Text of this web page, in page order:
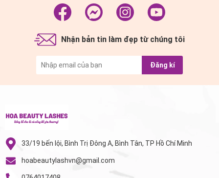
Nhận bản tin làm đẹp từ chúng tôi
Đăng kí
33/19 bến lội, Bình Trị Đông A, Bình Tân, TP Hồ Chí Minh
hoabeautylashvn@gmail.com